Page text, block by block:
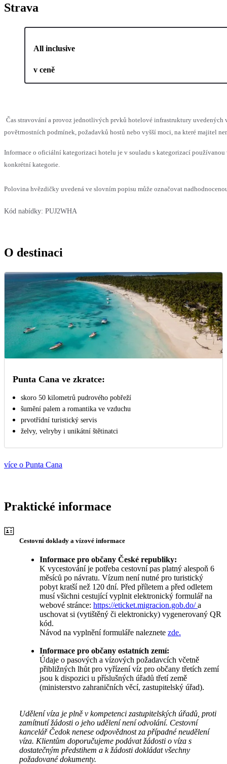
Strava
All inclusive
v ceně
Čas stravování a provoz jednotlivých prvků hotelové infrastruktury uvedených
povětrnostních podmínek, požadavků hostů nebo vyšší moci, na které majitel
Informace o oficiální kategorizaci hotelu je v souladu s kategorizací
konkrétní kategorie.
Polovina hvězdičky uvedená ve slovním popisu může označovat
Kód nabídky: PUJ2WHA
O destinaci
Punta Cana ve zkratce:
skoro 50 kilometrů pudrového pobřeží
šumění palem a romantika ve vzduchu
prvotřídní turistický servis
želvy, velryby i unikátní štětinatci
více o Punta Cana
Praktické informace
Cestovní doklady a vízové informace
Informace pro občany České republiky:
K vycestování je potřeba cestovní pas platný alespoň 6
měsíců po návratu. Vízum není nutné pro turistický
pobyt kratší než 120 dní. Před příletem a před odletem
musí všichni cestující vyplnit elektronický formulář na
webové stránce: https://eticket.migracion.gob.do/a
uschovat si (vytištěný či elektronicky) vygenerovaný QR
kód.
Návod na vyplnění formuláře naleznete zde.
Informace pro občany ostatních zemí:
Údaje o pasových a vízových požadavcích včetně
přibližných lhůt pro vyřízení víz pro občany třetích zemí
jsou k dispozici u příslušných úřadů třetí země
(ministerstvo zahraničních věcí, zastupitelský úřad).
Udělení víza je plně v kompetenci zastupitelských úřadů, proti
zamítnutí žádosti o jeho udělení není odvolání. Cestovní
kancelář Čedok nenese odpovědnost za případné neudělení
víza. Klientům doporučujeme podávat žádosti o víza s
dostatečným předstihem a k žádosti dokládat všechny
požadované dokumenty.